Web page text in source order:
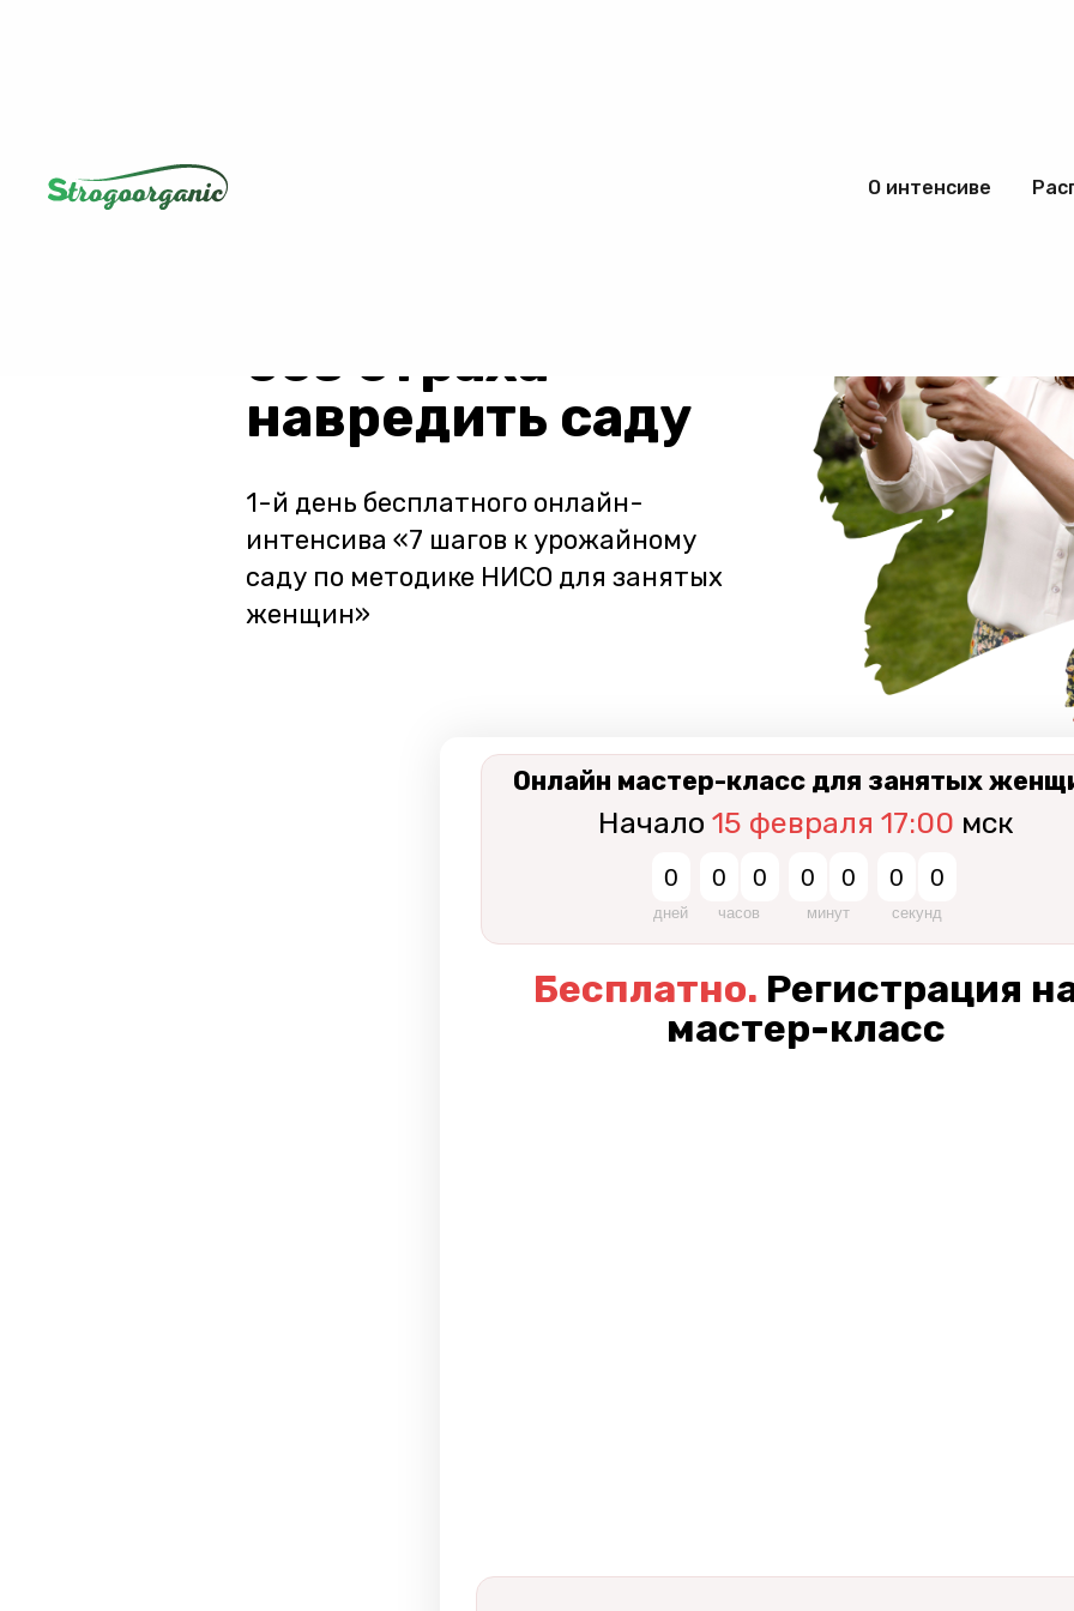
О интенсиве
без страха
навредить саду
1-й день бесплатного онлайн-
интенсива «7 шагов к урожайному
саду по методике НИСО для занятых
женщин»
Бесплатно. Регистрация
мастер-класс
0
дней
0 0
часов
0 0
минут
0 0
секунд
Онлайн мастер-класс для занятых
Начало 15 февраля 17:00 мск